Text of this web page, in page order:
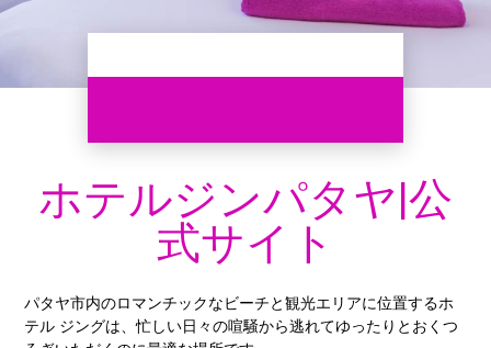
ホテルジンパタヤ|公
式サイト
パタヤ市内のロマンチックなビーチと観光エリアに位置するホ
テル ジングは、忙しい日々の喧騒から逃れてゆったりとおくつ